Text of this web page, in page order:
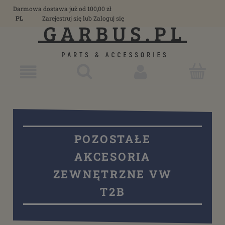
Darmowa dostawa już od 100,00 zł
PL
Zarejestruj sięlub Zaloguj się
POZOSTAŁE
AKCESORIA
ZEWNĘTRZNE VW
T2B